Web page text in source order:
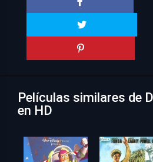
Películas similares de
en HD